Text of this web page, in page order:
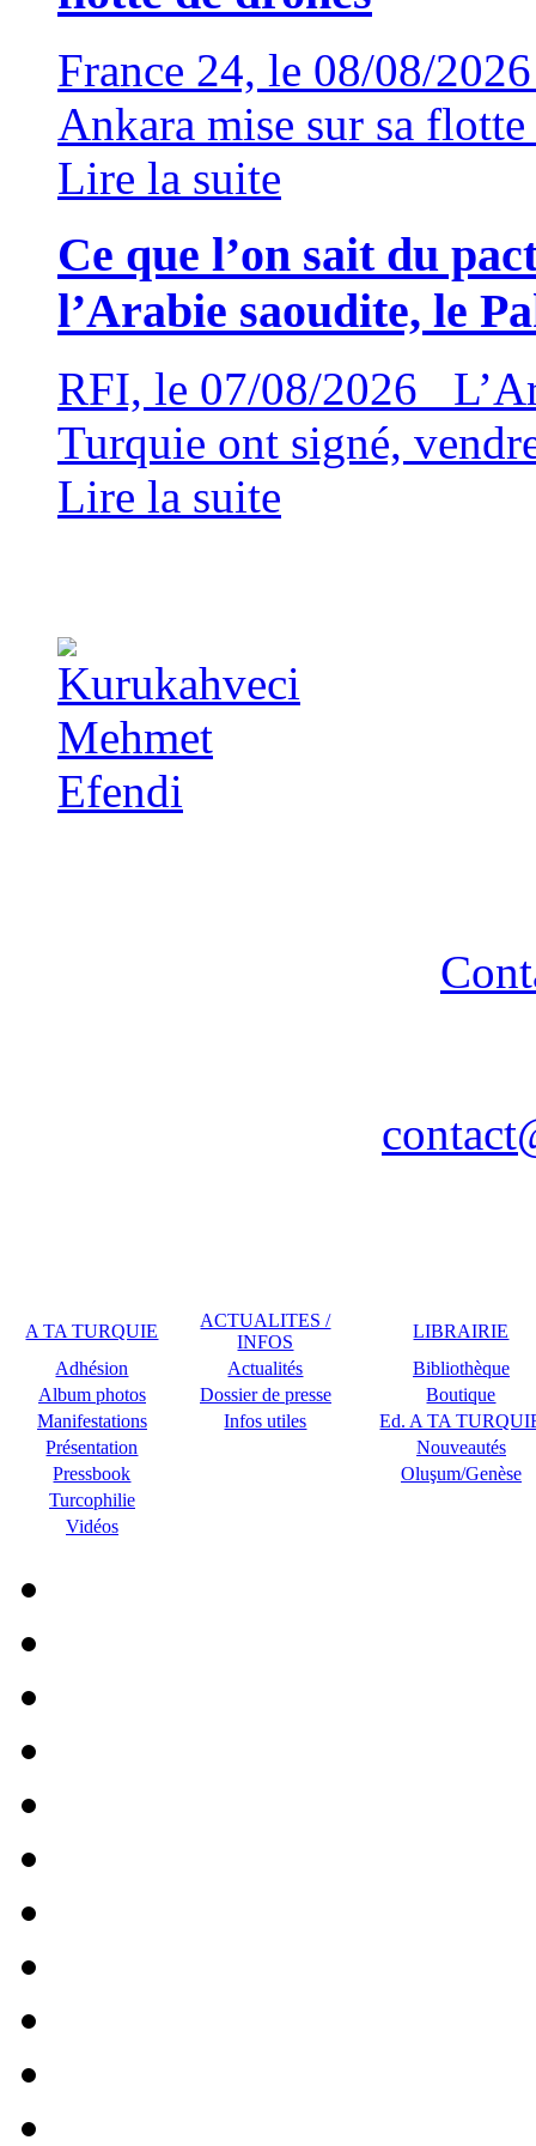
France 24, le 08/08/
Ankara mise sur sa
Lire la suite
Ce que l’on sait du
l’Arabie saoudite, le
RFI, le 07/08/2026
Turquie ont signé,
Lire la suite
A TA TURQUIE
ACTUALITES /
INFOS
LIBRAIRIE
Adhésion
Actualités
Bibliothèque
Album photos
Dossier de presse
Boutique
Manifestations
Infos utiles
Ed. A TA
Présentation
Nouveautés
Pressbook
Oluşum/Genèse
Turcophilie
Vidéos